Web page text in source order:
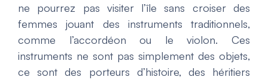
ne pourrez pas visiter l’île sans croiser des
femmes jouant des instruments traditionnels,
comme l’accordéon ou le violon. Ces
instruments ne sont pas simplement des objets,
ce sont des porteurs d’histoire, des héritiers